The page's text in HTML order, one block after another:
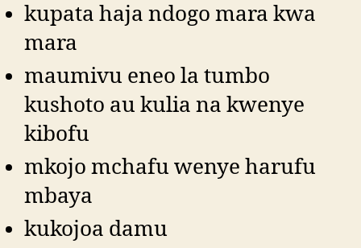
kupata haja ndogo mara kwa
mara
maumivu eneo la tumbo
kushoto au kulia na kwenye
kibofu
mkojo mchafu wenye harufu
mbaya
kukojoa damu